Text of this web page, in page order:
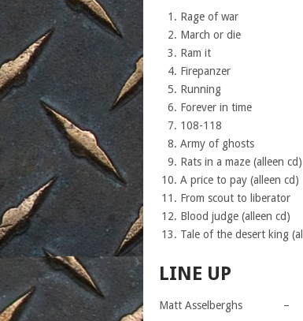
Rage of war
March or die
Ram it
Firepanzer
Running
Forever in time
108-118
Army of ghosts
Rats in a maze (alleen cd)
A price to pay (alleen cd)
From scout to liberator
Blood judge (alleen cd)
Tale of the desert king
LINE UP
Matt Asselberghs –